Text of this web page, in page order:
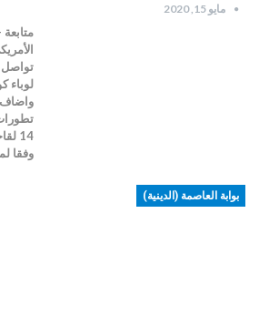
مايو 15, 2020
تواصل
14
وفقا
بوابة العاصمة (الدينية)